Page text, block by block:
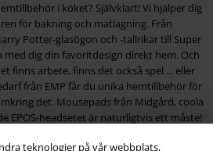
teknologier på vår webbplats,
i köket? Självklart! Vi hjälper dig
för bakning och matlagning. Från
Potter-glasögon och -tallrikar till Super
dig din favoritdesign direkt hem. Och
finns arbete, finns det också spel ... eller
från EMP får du unika hemtillbehör för
det. Mousepads från Midgård, coola
EPOS-headsetet är naturligtvis ett måste!